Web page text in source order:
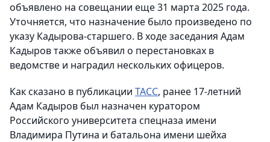
объявлено на совещании еще 31 марта 2025 года.
Уточняется, что назначение было произведено по
указу Кадырова-старшего. В ходе заседания Адам
Кадыров также объявил о перестановках в
ведомстве и наградил нескольких офицеров.
Как сказано в публикации ТАСС, ранее 17-летний
Адам Кадыров был назначен куратором
Российского университета спецназа имени
Владимира Путина и батальона имени шейха